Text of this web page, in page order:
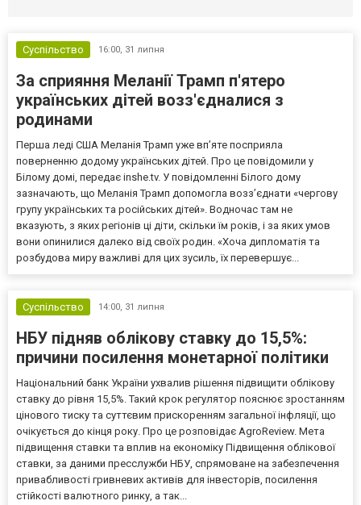
Суспільство 16:00, 31 липня
За сприяння Меланії Трамп п'ятеро
українських дітей возз'єдналися з
родинами
Перша леді США Меланія Трамп уже впʼяте посприяла
поверненню додому українських дітей. Про це повідомили у
Білому домі, передає inshe.tv. У повідомленні Білого дому
зазначають, що Меланія Трамп допомогла возз’єднати «чергову
групу українських та російських дітей». Водночас там не
вказують, з яких регіонів ці діти, скільки їм років, і за яких умов
вони опинилися далеко від своїх родин. «Хоча дипломатія та
розбудова миру важливі для цих зусиль, їх перевершує...
Суспільство 14:00, 31 липня
НБУ підняв облікову ставку до 15,5%:
причини посилення монетарної політики
Національний банк України ухвалив рішення підвищити облікову
ставку до рівня 15,5%. Такий крок регулятор пояснює зростанням
цінового тиску та суттєвим прискоренням загальної інфляції, що
очікується до кінця року. Про це розповідає AgroReview. Мета
підвищення ставки та вплив на економіку Підвищення облікової
ставки, за даними пресслужби НБУ, спрямоване на забезпечення
привабливості гривневих активів для інвесторів, посилення
стійкості валютного ринку, а так...